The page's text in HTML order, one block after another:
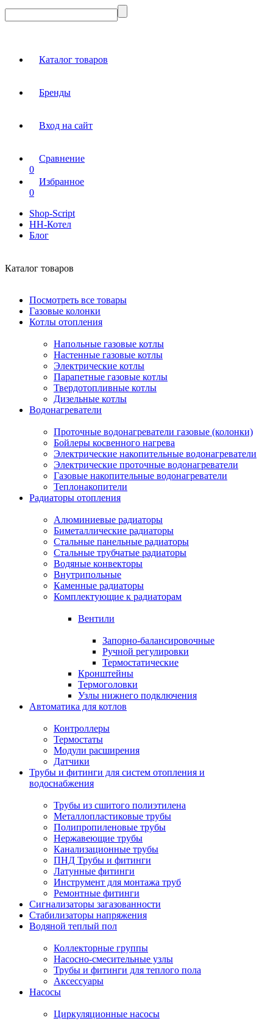
Каталог товаров
Бренды
Вход на сайт
Сравнение
0
Избранное
0
Shop-Script
НН-Котел
Блог
Каталог товаров
Посмотреть все товары
Газовые колонки
Котлы отопления
Напольные газовые котлы
Настенные газовые котлы
Электрические котлы
Парапетные газовые котлы
Твердотопливные котлы
Дизельные котлы
Водонагреватели
Проточные водонагреватели газовые (колонки)
Бойлеры косвенного нагрева
Электрические накопительные водонагреватели
Электрические проточные водонагреватели
Газовые накопительные водонагреватели
Теплонакопители
Радиаторы отопления
Алюминиевые радиаторы
Биметаллические радиаторы
Стальные панельные радиаторы
Стальные трубчатые радиаторы
Водяные конвекторы
Внутрипольные
Каменные радиаторы
Комплектующие к радиаторам
Вентили
Запорно-балансировочные
Ручной регулировки
Термостатические
Кронштейны
Термоголовки
Узлы нижнего подключения
Автоматика для котлов
Контроллеры
Термостаты
Модули расширения
Датчики
Трубы и фитинги для систем отопления и
водоснабжения
Трубы из сшитого полиэтилена
Металлопластиковые трубы
Полипропиленовые трубы
Нержавеющие трубы
Канализационные трубы
ПНД Трубы и фитинги
Латунные фитинги
Инструмент для монтажа труб
Ремонтные фитинги
Сигнализаторы загазованности
Стабилизаторы напряжения
Водяной теплый пол
Коллекторные группы
Насосно-смесительные узлы
Трубы и фитинги для теплого пола
Аксессуары
Насосы
Циркуляционные насосы